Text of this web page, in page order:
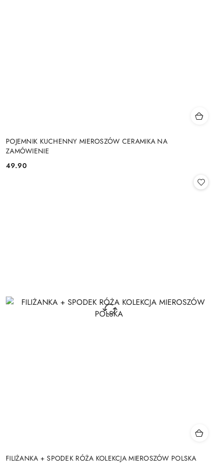
POJEMNIK KUCHENNY MIEROSZÓW CERAMIKA NA
ZAMÓWIENIE
Cena:
49.90
FILIŻANKA + SPODEK RÓŻA KOLEKCJA MIEROSZÓW POLSKA